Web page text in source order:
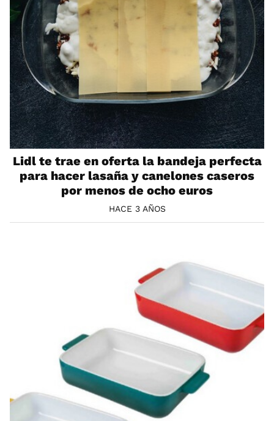
Lidl te trae en oferta la bandeja perfecta
para hacer lasaña y canelones caseros
por menos de ocho euros
HACE 3 AÑOS